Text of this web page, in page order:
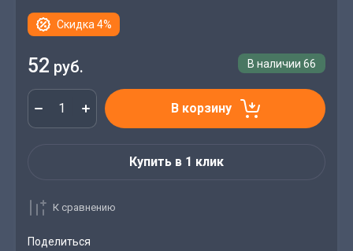
Скидка 4%
В наличии 66
52 руб.
В корзину
Купить в 1 клик
К сравнению
Поделиться